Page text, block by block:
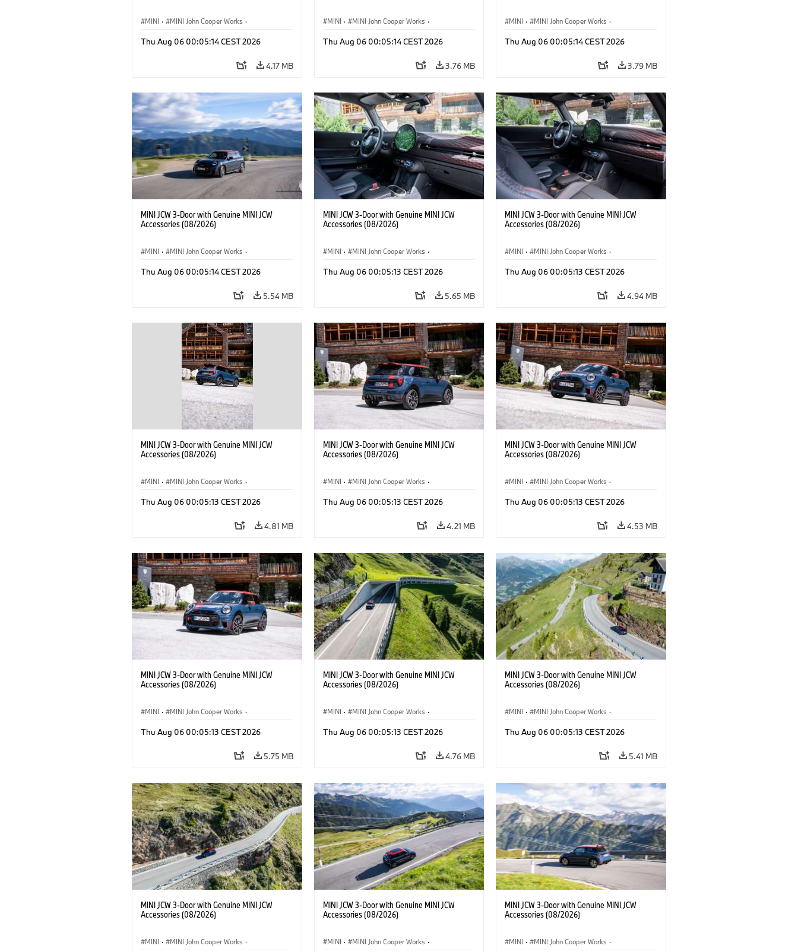
MINI · MINI John Cooper Works ·
Optional Extras, Accessories
Thu Aug 06 00:05:14 CEST 2026
4.17 MB
MINI · MINI John Cooper Works ·
Optional Extras, Accessories
Thu Aug 06 00:05:14 CEST 2026
3.76 MB
MINI · MINI John Cooper Works ·
Optional Extras, Accessories
Thu Aug 06 00:05:14 CEST 2026
3.79 MB
MINI JCW 3-Door with Genuine MINI JCW
Accessories (08/2026)
MINI · MINI John Cooper Works ·
Optional Extras, Accessories
Thu Aug 06 00:05:14 CEST 2026
5.54 MB
MINI JCW 3-Door with Genuine MINI JCW
Accessories (08/2026)
MINI · MINI John Cooper Works ·
Optional Extras, Accessories
Thu Aug 06 00:05:13 CEST 2026
5.65 MB
MINI JCW 3-Door with Genuine MINI JCW
Accessories (08/2026)
MINI · MINI John Cooper Works ·
Optional Extras, Accessories
Thu Aug 06 00:05:13 CEST 2026
4.94 MB
MINI JCW 3-Door with Genuine MINI JCW
Accessories (08/2026)
MINI · MINI John Cooper Works ·
Optional Extras, Accessories
Thu Aug 06 00:05:13 CEST 2026
4.81 MB
MINI JCW 3-Door with Genuine MINI JCW
Accessories (08/2026)
MINI · MINI John Cooper Works ·
Optional Extras, Accessories
Thu Aug 06 00:05:13 CEST 2026
4.21 MB
MINI JCW 3-Door with Genuine MINI JCW
Accessories (08/2026)
MINI · MINI John Cooper Works ·
Optional Extras, Accessories
Thu Aug 06 00:05:13 CEST 2026
4.53 MB
MINI JCW 3-Door with Genuine MINI JCW
Accessories (08/2026)
MINI · MINI John Cooper Works ·
Optional Extras, Accessories
Thu Aug 06 00:05:13 CEST 2026
5.75 MB
MINI JCW 3-Door with Genuine MINI JCW
Accessories (08/2026)
MINI · MINI John Cooper Works ·
Optional Extras, Accessories
Thu Aug 06 00:05:13 CEST 2026
4.76 MB
MINI JCW 3-Door with Genuine MINI JCW
Accessories (08/2026)
MINI · MINI John Cooper Works ·
Optional Extras, Accessories
Thu Aug 06 00:05:13 CEST 2026
5.41 MB
MINI JCW 3-Door with Genuine MINI JCW
Accessories (08/2026)
MINI · MINI John Cooper Works ·
MINI JCW 3-Door with Genuine MINI JCW
Accessories (08/2026)
MINI · MINI John Cooper Works ·
MINI JCW 3-Door with Genuine MINI JCW
Accessories (08/2026)
MINI · MINI John Cooper Works ·